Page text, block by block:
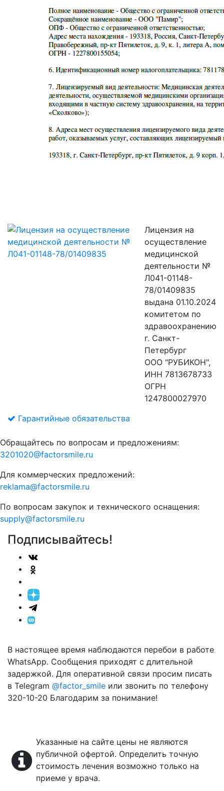
Лицензия на
осуществление
медицинской
деятельности №
Л041-01148-
78/01409835
выдана 01.10.2024
комитетом по
здравоохранению
г. Санкт-
Петербург
ООО "РУБИКОН",
ИНН 7813678733
ОГРН
1247800027970
Гарантийные обязательства
Обращайтесь по вопросам и предложениям:
3201020@factorsmile.ru
Для коммерческих предложений:
reklama@factorsmile.ru
По вопросам закупок и технического оснащения:
supply@factorsmile.ru
Подписывайтесь!
В настоящее время наблюдаются перебои в работе
WhatsApp. Сообщения приходят с длительной
задержкой. Для оперативной связи просим писать
в Telegram @factor_smile или звонить по телефону
320-10-20 Благодарим за понимание!
Указанные на сайте цены не являются
публичной офертой. Определить точную
стоимость лечения возможно только на
приеме у врача.